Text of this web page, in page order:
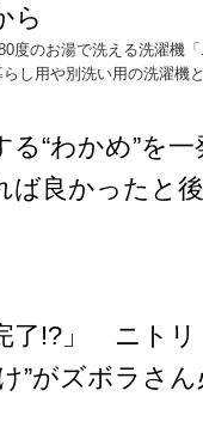
ら
度のお湯で洗える洗濯機
し用や別洗い用の洗濯機
る“わかめ”を
良かったと
了!?」 ニト
”がズボラさ